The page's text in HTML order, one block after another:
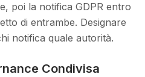
poi la notifica GDPR entro
di entrambe. Designare
notifica quale autorità.
Condivisa